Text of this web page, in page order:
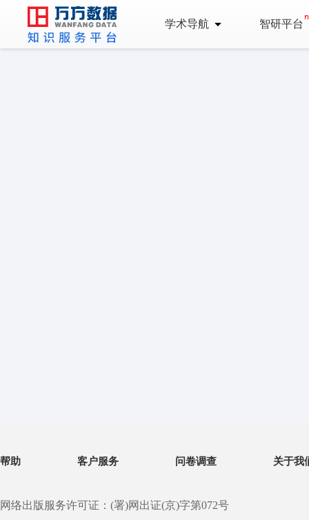
学术导航 智研平台
帮助 客户服务 问卷调查 关于我
网络出版服务许可证：(署)网出证(京)字第072号